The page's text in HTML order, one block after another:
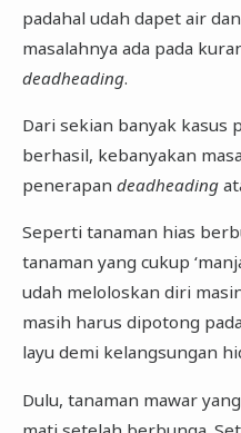
padahal udah dapet air
masalahnya ada pada
deadheading.
Dari sekian banyak kasus
berhasil, kebanyakan
penerapan deadheading
Seperti tanaman hias
tanaman yang cukup
udah meloloskan diri
masih harus dipotong
layu demi kelangsungan
Dulu, tanaman mawar